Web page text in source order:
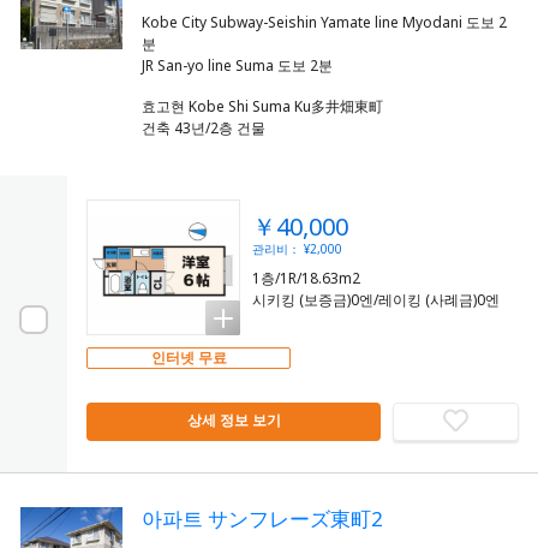
Kobe City Subway-Seishin Yamate line Myodani 도보 2
분
효고현 Kobe Shi Suma Ku多井畑東町
건축 43년/2층 건물
￥40,000
관리비： ¥2,000
1층/1R/18.63m2
시키킹 (보증금)0엔/레이킹 (사례금)0엔
인터넷 무료
상세 정보 보기
아파트 サンフレーズ東町2